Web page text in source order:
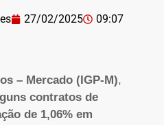
27/02/2025 09:07
– Mercado (IGP-M),
contratos de
de 1,06% em